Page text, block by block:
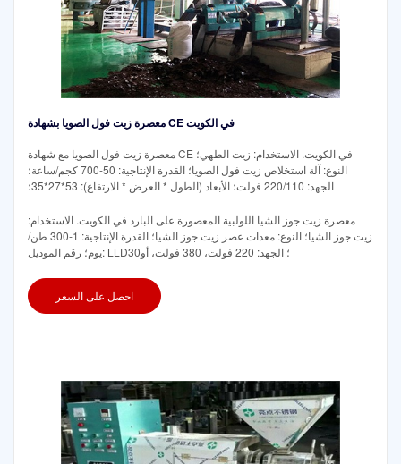
معصرة زيت فول الصويا بشهادة CE في الكويت
معصرة زيت فول الصويا مع شهادة CE في الكويت. الاستخدام: زيت الطهي؛
النوع: آلة استخلاص زيت فول الصويا؛ القدرة الإنتاجية: 50-700 كجم/ساعة؛
الجهد: 220/110 فولت؛ الأبعاد (الطول * العرض * الارتفاع): 53*27*35؛
معصرة زيت جوز الشيا اللولبية المعصورة على البارد في الكويت. الاستخدام:
زيت جوز الشيا؛ النوع: معدات عصر زيت جوز الشيا؛ القدرة الإنتاجية: 1-300 طن/
يوم؛ رقم الموديل: LLD30؛ الجهد: 220 فولت، 380 فولت، أو
احصل على السعر